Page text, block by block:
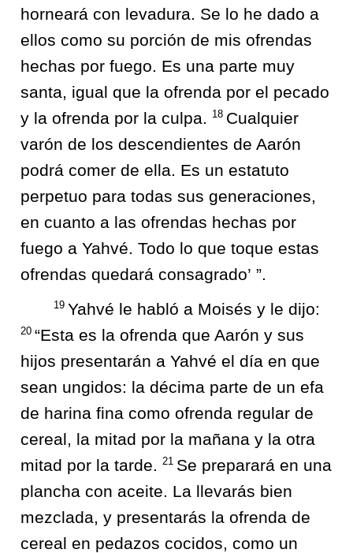
horneará con levadura. Se lo he dado a
ellos como su porción de mis ofrendas
hechas por fuego. Es una parte muy
santa, igual que la ofrenda por el pecado
y la ofrenda por la culpa.
18 Cualquier
varón de los descendientes de Aarón
podrá comer de ella. Es un estatuto
perpetuo para todas sus generaciones,
en cuanto a las ofrendas hechas por
fuego a Yahvé. Todo lo que toque estas
ofrendas quedará consagrado’ ”.
19 Yahvé le habló a Moisés y le dijo:
20 “Esta es la ofrenda que Aarón y sus
hijos presentarán a Yahvé el día en que
sean ungidos: la décima parte de un efa
de harina fina como ofrenda regular de
cereal, la mitad por la mañana y la otra
mitad por la tarde. 21 Se preparará en una
plancha con aceite. La llevarás bien
mezclada, y presentarás la ofrenda de
cereal en pedazos cocidos, como un